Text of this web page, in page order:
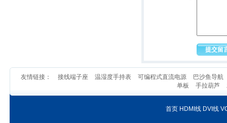
友情链接： 接线端子座 温湿度手持表 可编程式直流电源
巴沙鱼导航
单板
手拉葫芦
首页 HDMI线 DVI线